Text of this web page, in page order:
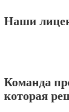
Наши
Команда
которая